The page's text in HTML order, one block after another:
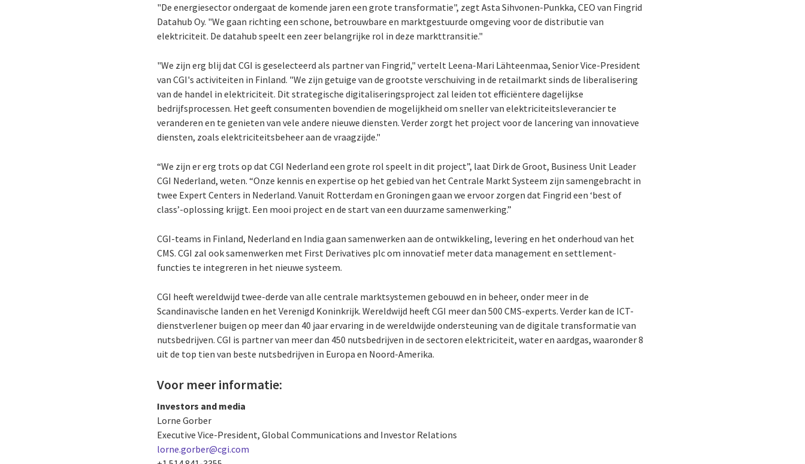
"De energiesector ondergaat de komende jaren een grote transformatie", zegt Asta Sihvonen-Punkka, CEO van Fingrid
Datahub Oy. "We gaan richting een schone, betrouwbare en marktgestuurde omgeving voor de distributie van
elektriciteit. De datahub speelt een zeer belangrijke rol in deze markttransitie."
"We zijn erg blij dat CGI is geselecteerd als partner van Fingrid," vertelt Leena-Mari Lähteenmaa, Senior Vice-President
van CGI's activiteiten in Finland. "We zijn getuige van de grootste verschuiving in de retailmarkt sinds de liberalisering
van de handel in elektriciteit. Dit strategische digitaliseringsproject zal leiden tot efficiëntere dagelijkse
bedrijfsprocessen. Het geeft consumenten bovendien de mogelijkheid om sneller van elektriciteitsleverancier te
veranderen en te genieten van vele andere nieuwe diensten. Verder zorgt het project voor de lancering van innovatieve
diensten, zoals elektriciteitsbeheer aan de vraagzijde."
“We zijn er erg trots op dat CGI Nederland een grote rol speelt in dit project”, laat Dirk de Groot, Business Unit Leader
CGI Nederland, weten. “Onze kennis en expertise op het gebied van het Centrale Markt Systeem zijn samengebracht in
twee Expert Centers in Nederland. Vanuit Rotterdam en Groningen gaan we ervoor zorgen dat Fingrid een ‘best of
class’-oplossing krijgt. Een mooi project en de start van een duurzame samenwerking.”
CGI-teams in Finland, Nederland en India gaan samenwerken aan de ontwikkeling, levering en het onderhoud van het
CMS. CGI zal ook samenwerken met First Derivatives plc om innovatief meter data management en settlement-
functies te integreren in het nieuwe systeem.
CGI heeft wereldwijd twee-derde van alle centrale marktsystemen gebouwd en in beheer, onder meer in de
Scandinavische landen en het Verenigd Koninkrijk. Wereldwijd heeft CGI meer dan 500 CMS-experts. Verder kan de ICT-
dienstverlener buigen op meer dan 40 jaar ervaring in de wereldwijde ondersteuning van de digitale transformatie van
nutsbedrijven. CGI is partner van meer dan 450 nutsbedrijven in de sectoren elektriciteit, water en aardgas, waaronder 8
uit de top tien van beste nutsbedrijven in Europa en Noord-Amerika.
Voor meer informatie:
Investors and media
Lorne Gorber
Executive Vice-President, Global Communications and Investor Relations
lorne.gorber@cgi.com